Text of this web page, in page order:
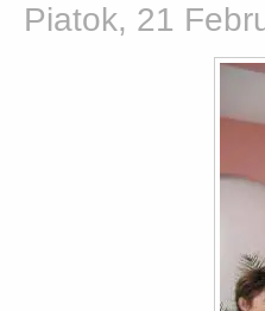
Piatok, 21